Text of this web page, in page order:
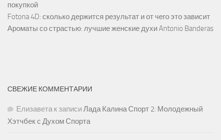
покупкой
Fotona 4D: сколько держится результат и от чего это зависит
Ароматы со страстью: лучшие женские духи Antonio Banderas
СВЕЖИЕ КОММЕНТАРИИ
Елизаветак записиЛада Калина Спорт 2: Молодежный
Хэтчбек с Духом Спорта